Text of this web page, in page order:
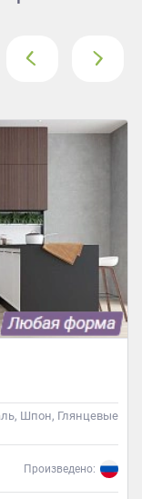
Шпон, Глянцевые
Произведено: